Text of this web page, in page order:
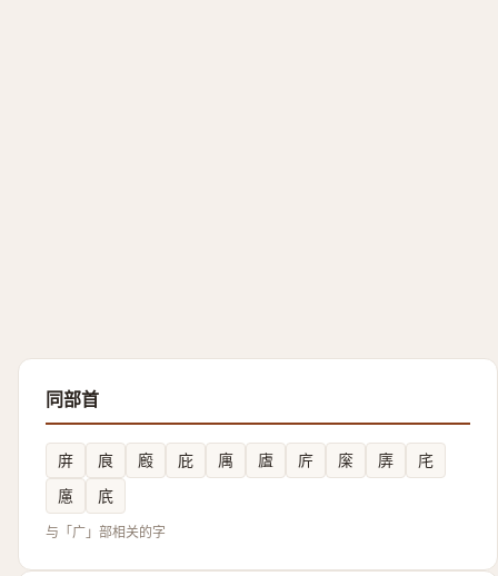
同部首
庰 㡾 廏 庇 庽 㢒 庍 庺 㢅
㡯
㢜
㡳
与「广」部相关的字